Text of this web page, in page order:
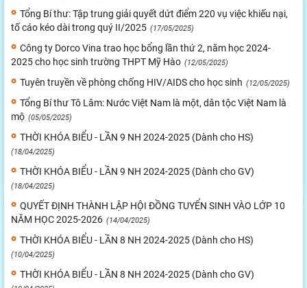
Tổng Bí thư: Tập trung giải quyết dứt điểm 220 vụ việc khiếu nại,
tố cáo kéo dài trong quý II/2025 (17/05/2025)
Công ty Dorco Vina trao học bổng lần thứ 2, năm học 2024-
2025 cho học sinh trường THPT Mỹ Hào (12/05/2025)
Tuyên truyền về phòng chống HIV/AIDS cho học sinh (12/05/2025)
Tổng Bí thư Tô Lâm: Nước Việt Nam là một, dân tộc Việt Nam là
mộ (05/05/2025)
THỜI KHÓA BIỂU - LẦN 9 NH 2024-2025 (Dành cho HS)
(18/04/2025)
THỜI KHÓA BIỂU - LẦN 9 NH 2024-2025 (Dành cho GV)
(18/04/2025)
QUYẾT ĐỊNH THÀNH LẬP HỘI ĐỒNG TUYỂN SINH VÀO LỚP 10
NĂM HỌC 2025-2026 (14/04/2025)
THỜI KHÓA BIỂU - LẦN 8 NH 2024-2025 (Dành cho HS)
(10/04/2025)
THỜI KHÓA BIỂU - LẦN 8 NH 2024-2025 (Dành cho GV)